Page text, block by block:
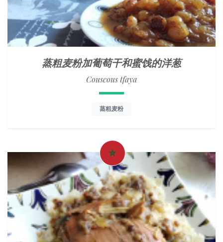
蒸粗麦粉加葡萄干和蜜饯的洋葱
Couscous tfaya
蒸粗麦粉